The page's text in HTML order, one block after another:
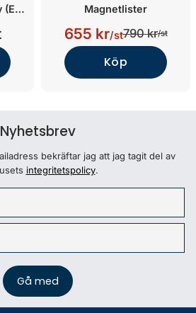
(Ek
Magnetlister
655 kr/st790 kr/st
Köp
Nyhetsbrev
bekräftar jag att jag tagit del av
integritetspolicy.